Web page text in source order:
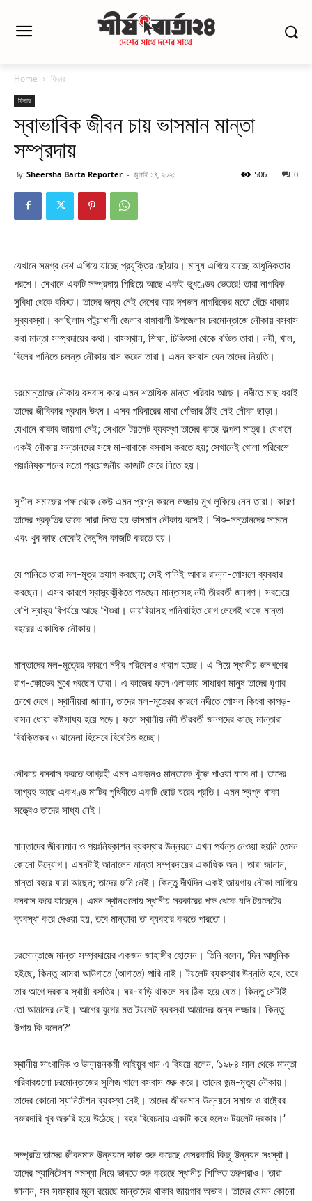
Home ফিচার
ফিচার
স্বাভাবিক জীবন চায় ভাসমান মান্তা
সম্প্রদায়
By Sheersha Barta Reporter - জুলাই ১৪, ২০২১ 0
506
যেখানে সমগ্র দেশ এগিয়ে যাচ্ছে প্রযুক্তির ছোঁয়ায়। মানুষ এগিয়ে যাচ্ছে আধুনিকতার
পরশে। সেখানে একটি সম্প্রদায় পিছিয়ে আছে একই ভূখণ্ডের ভেতরে! তারা নাগরিক
সুবিধা থেকে বঞ্চিত। তাদের জন্য নেই দেশের আর দশজন নাগরিকের মতো বেঁচে থাকার
সুব্যবস্থা। বলছিলাম পটুয়াখালী জেলার রাঙ্গাবালী উপজেলার চরমোন্তাজে নৌকায় বসবাস
করা মান্তা সম্প্রদায়ের কথা। বাসস্থান, শিক্ষা, চিকিৎসা থেকে বঞ্চিত তারা। নদী, খাল,
বিলের পানিতে চলন্ত নৌকায় বাস করেন তারা। এমন বসবাস যেন তাদের নিয়তি।
চরমোন্তাজে নৌকায় বসবাস করে এমন শতাধিক মান্তা পরিবার আছে। নদীতে মাছ ধরাই
তাদের জীবিকার প্রধান উৎস। এসব পরিবারের মাথা গোঁজার ঠাঁই নেই নৌকা ছাড়া।
যেখানে থাকার জায়গা নেই; সেখানে টয়লেট ব্যবস্থা তাদের কাছে কল্পনা মাত্র। যেখানে
একই নৌকায় সন্তানদের সঙ্গে মা-বাবাকে বসবাস করতে হয়; সেখানেই খোলা পরিবেশে
পয়ঃনিষ্কাশনের মতো প্রয়োজনীয় কাজটি সেরে নিতে হয়।
সুশীল সমাজের পক্ষ থেকে কেউ এমন প্রশ্ন করলে লজ্জায় মুখ লুকিয়ে নেন তারা। কারণ
তাদের প্রকৃতির ডাকে সারা দিতে হয় ভাসমান নৌকায় বসেই। শিশু-সন্তানদের সামনে
এবং খুব কাছ থেকেই দৈনন্দিন কাজটি করতে হয়।
যে পানিতে তারা মল-মূত্র ত্যাগ করছেন; সেই পানিই আবার রান্না-গোসলে ব্যবহার
করছেন। এসব কারণে স্বাস্থ্যঝুঁকিতে পড়ছেন মান্তাসহ নদী তীরবর্তী জনগণ। সবচেয়ে
বেশি স্বাস্থ্য বিপর্যয়ে আছে শিশুরা। ডায়রিয়াসহ পানিবাহিত রোগ লেগেই থাকে মান্তা
বহরের একাধিক নৌকায়।
মান্তাদের মল-মূত্রের কারণে নদীর পরিবেশও খারাপ হচ্ছে। এ নিয়ে স্থানীয় জনগণের
রাগ-ক্ষোভের মুখে পরছেন তারা। এ কাজের ফলে এলাকায় সাধারণ মানুষ তাদের ঘৃণার
চোখে দেখে। স্থানীয়রা জানান, তাদের মল-মূত্রের কারণে নদীতে গোসল কিংবা কাপড়-
বাসন ধোয়া কষ্টসাধ্য হয়ে পড়ে। ফলে স্থানীয় নদী তীরবর্তী জনপদের কাছে মান্তারা
বিরক্তিকর ও ঝামেলা হিসেবে বিবেচিত হচ্ছে।
নৌকায় বসবাস করতে আগ্রহী এমন একজনও মান্তাকে খুঁজে পাওয়া যাবে না। তাদের
আগ্রহ আছে একখণ্ড মাটির পৃথিবীতে একটি ছোট্ট ঘরের প্রতি। এমন স্বপ্ন থাকা
সত্ত্বেও তাদের সাধ্য নেই।
মান্তাদের জীবনমান ও পয়ঃনিষ্কাশন ব্যবস্থার উন্নয়নে এখন পর্যন্ত নেওয়া হয়নি তেমন
কোনো উদ্যোগ। এমনটাই জানালেন মান্তা সম্প্রদায়ের একাধিক জন। তারা জানান,
মান্তা বহরে যারা আছেন; তাদের জমি নেই। কিন্তু দীর্ঘদিন একই জায়গায় নৌকা লাগিয়ে
বসবাস করে যাচ্ছেন। এমন স্থানগুলোয় স্থানীয় সরকারের পক্ষ থেকে যদি টয়লেটের
ব্যবস্থা করে দেওয়া হয়, তবে মান্তারা তা ব্যবহার করতে পারতো।
চরমোন্তাজে মান্তা সম্প্রদায়ের একজন জাহাঙ্গীর হোসেন। তিনি বলেন, ‘দিন আধুনিক
হইছে, কিন্তু আমরা আউগাতে (আগাতে) পারি নাই। টয়লেট ব্যবস্থার উন্নতি হবে, তবে
তার আগে দরকার স্থায়ী বসতির। ঘর-বাড়ি থাকলে সব ঠিক হয়ে যেত। কিন্তু সেটাই
তো আমাদের নেই। আগের যুগের মত টয়লেট ব্যবস্থা আমাদের জন্য লজ্জার। কিন্তু
উপায় কি বলেন?’
স্থানীয় সাংবাদিক ও উন্নয়নকর্মী আইয়ুব খান এ বিষয়ে বলেন, ‘১৯৮৪ সাল থেকে মান্তা
পরিবারগুলো চরমোন্তাজের সুলিজ খালে বসবাস শুরু করে। তাদের জন্ম-মৃত্যু নৌকায়।
তাদের কোনো স্যানিটেশন ব্যবস্থা নেই। তাদের জীবনমান উন্নয়নে সমাজ ও রাষ্ট্রের
নজরদারি খুব জরুরি হয়ে উঠেছে। বহর বিবেচনায় একটি করে হলেও টয়লেট দরকার।’
সম্প্রতি তাদের জীবনমান উন্নয়নে কাজ শুরু করেছে বেসরকারি কিছু উন্নয়ন সংস্থা।
তাদের স্যানিটেশন সমস্যা নিয়ে ভাবতে শুরু করেছে স্থানীয় শিক্ষিত তরুণরাও। তারা
জানান, সব সমস্যার মূলে রয়েছে মান্তাদের থাকার জায়গার অভাব। তাদের যেমন কোনো